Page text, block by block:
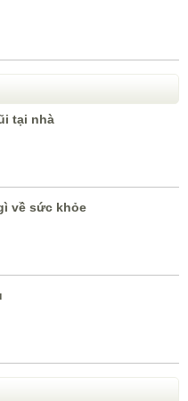
tại nhà
về sức khỏe